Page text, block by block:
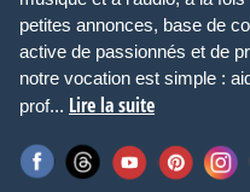
petites annonces, base de
active de passionnés et de
notre vocation est simple :
prof... Lire la suite